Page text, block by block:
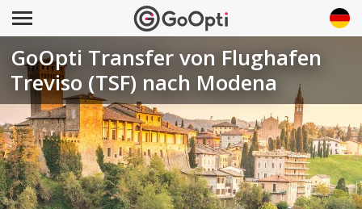
GoOpti Transfer von Flughafen
Treviso (TSF) nach Modena